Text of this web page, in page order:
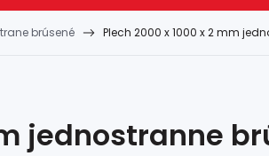
brúsené Plech 2000 x 1000 x 2 mm
jednostranne